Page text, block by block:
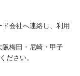
会社へ連絡し、利用
梅田・尼崎・甲子
ださい。